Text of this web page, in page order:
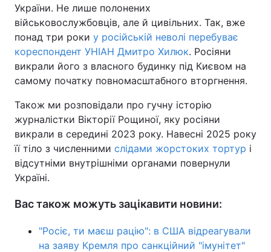
України. Не лише полонених
військовослужбовців, але й цивільних. Так, вже
понад три роки у російській неволі перебуває
кореспондент УНІАН Дмитро Хилюк. Росіяни
викрали його з власного будинку під Києвом на
самому початку повномасштабного вторгнення.
Також ми розповідали про гучну історію
журналістки Вікторії Рощиної, яку росіяни
викрали в середині 2023 року. Навесні 2025 року
її тіло з численними слідами жорстоких тортур і
відсутніми внутрішніми органами повернули
Україні.
Вас також можуть зацікавити новини:
"Росіє, ти маєш рацію": в США відреагували
на заяву Кремля про санкційний "імунітет"